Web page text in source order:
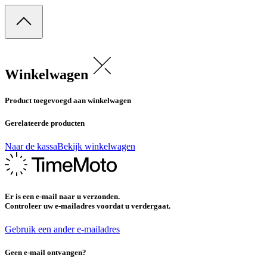
Winkelwagen
Product toegevoegd aan winkelwagen
Gerelateerde producten
Naar de kassaBekijk winkelwagen
Er is een e-mail naar u verzonden.
Controleer uw e-mailadres voordat u verdergaat.
Gebruik een ander e-mailadres
Geen e-mail ontvangen?